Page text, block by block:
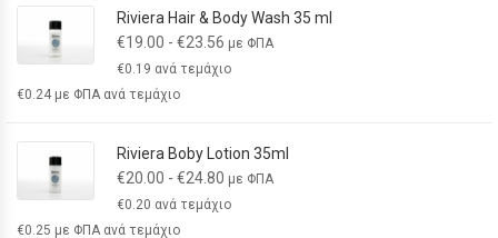
Riviera Hair & Body Wash 35 ml
€19.00 - €23.56 με ΦΠΑ
€0.19 ανά τεμάχιο
€0.24 με ΦΠΑ ανά τεμάχιο
Riviera Boby Lotion 35ml
€20.00 - €24.80 με ΦΠΑ
€0.20 ανά τεμάχιο
€0.25 με ΦΠΑ ανά τεμάχιο